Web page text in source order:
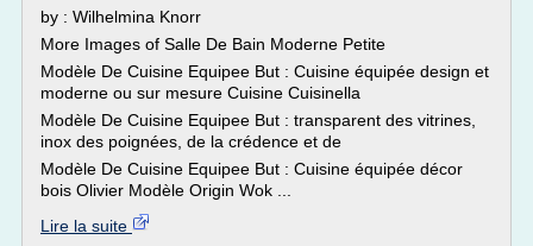
by : Wilhelmina Knorr
More Images of Salle De Bain Moderne Petite
Modèle De Cuisine Equipee But : Cuisine équipée design et
moderne ou sur mesure Cuisine Cuisinella
Modèle De Cuisine Equipee But : transparent des vitrines,
inox des poignées, de la crédence et de
Modèle De Cuisine Equipee But : Cuisine équipée décor
bois Olivier Modèle Origin Wok ...
Lire la suite